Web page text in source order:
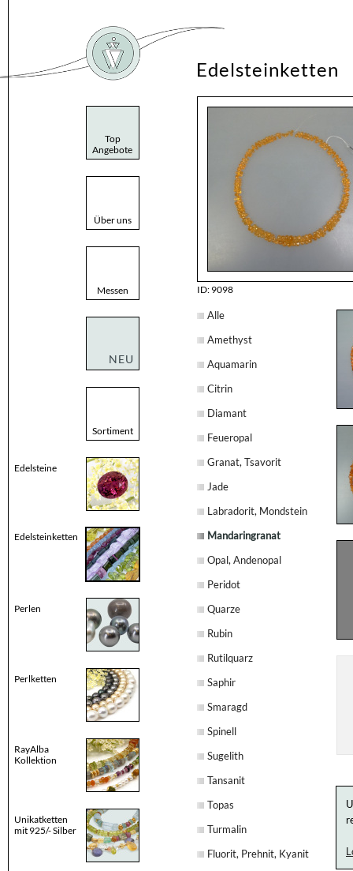
Top
Angebote
Über uns
Messen
NEU
Sortiment
Edelsteine
Edelsteinketten
Perlen
Perlketten
RayAlba
Kollektion
Unikatketten
mit 925/- Silber
Edelsteinketten
ID: 9098
Alle
Amethyst
Aquamarin
Citrin
Diamant
Feueropal
Granat, Tsavorit
Jade
Labradorit, Mondstein
Mandaringranat
Opal, Andenopal
Peridot
Quarze
Rubin
Rutilquarz
Saphir
Smaragd
Spinell
Sugelith
Tansanit
Topas
Turmalin
Fluorit, Prehnit, Kyanit